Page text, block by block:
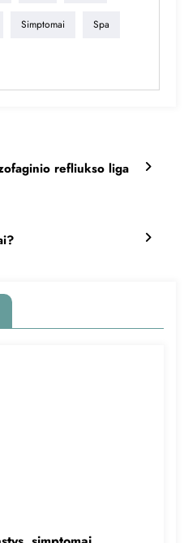
Simptomai Spa
refliukso liga